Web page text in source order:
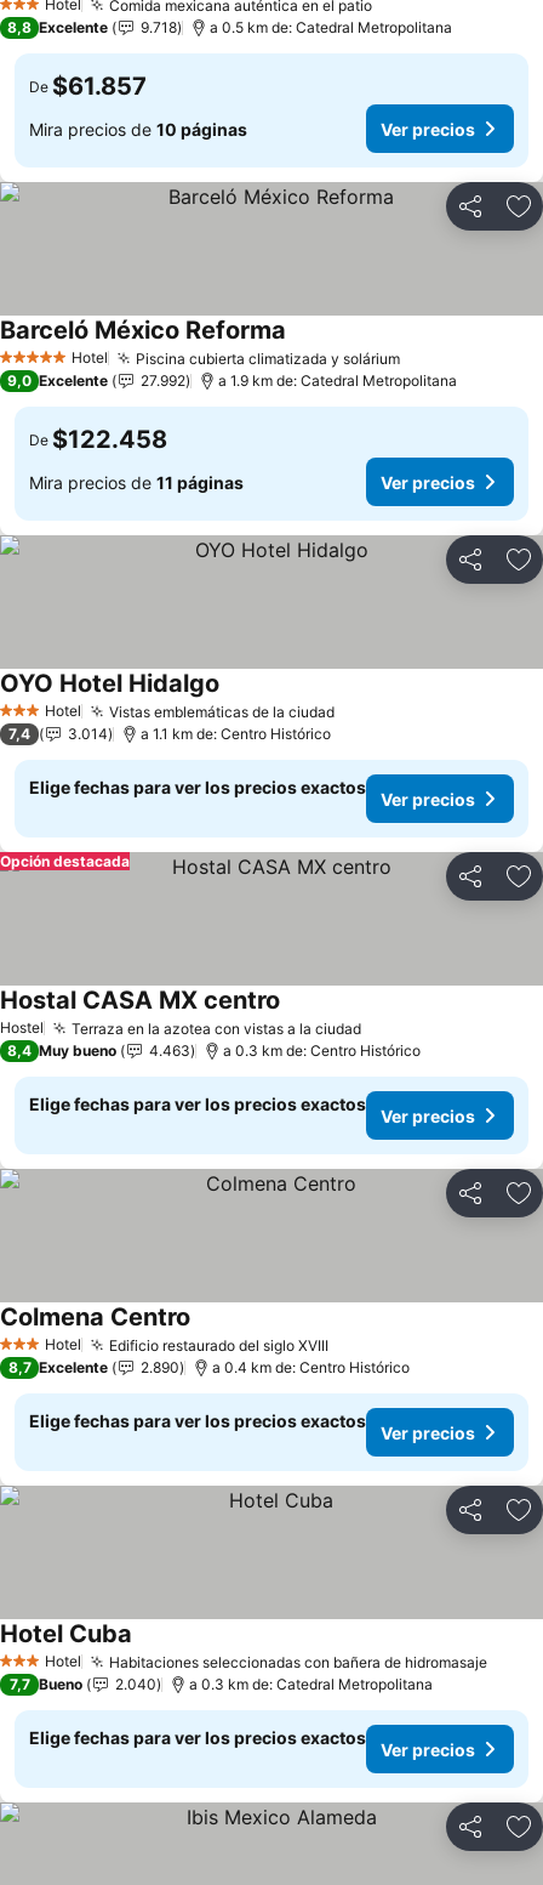
3 Estrellas
Hotel
Comida mexicana auténtica en el patio
8,8 Excelente 9.718 a 0.5 km de: Catedral Metropolitana
De $61.857
Mira precios de 10 páginas Ver precios
Compartir
5 Estrellas Hotel Piscina cubierta climatizada y solárium
Barceló México Reforma
9,0 Excelente 27.992 a 1.9 km de: Catedral Metropolitana
De $122.458
Mira precios de 11 páginas Ver precios
Compartir
3 Estrellas
Hotel Vistas emblemáticas de la ciudad
OYO Hotel Hidalgo
7,4 3.014 a 1.1 km de: Centro Histórico
Elige fechas para ver los precios exactos
Ver precios
Compartir
Opción destacada
Hostel Terraza en la azotea con vistas a la ciudad
Hostal CASA MX centro
8,4 Muy bueno 4.463 a 0.3 km de: Centro Histórico
Elige fechas para ver los precios exactos
Ver precios
Compartir
3 Estrellas
Hotel Edificio restaurado del siglo XVIII
Colmena Centro
8,7 Excelente 2.890 a 0.4 km de: Centro Histórico
Elige fechas para ver los precios exactos
Ver precios
Compartir
3 Estrellas
Hotel Habitaciones seleccionadas con bañera de hidromasaje
Hotel Cuba
7,7 Bueno 2.040 a 0.3 km de: Catedral Metropolitana
Elige fechas para ver los precios exactos
Ver precios
Compartir